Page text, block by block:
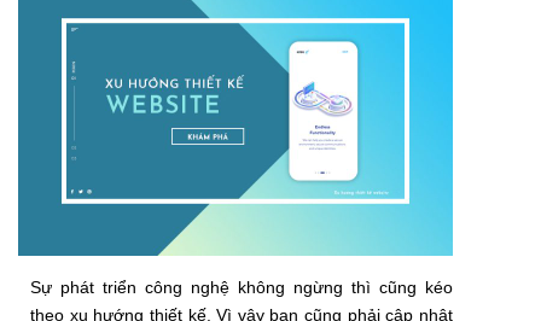
Sự phát triển công nghệ không ngừng thì cũng kéo
theo xu hướng thiết kế. Vì vậy bạn cũng phải cập nhật